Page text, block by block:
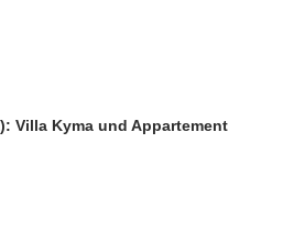
Villa Kyma und Appartement